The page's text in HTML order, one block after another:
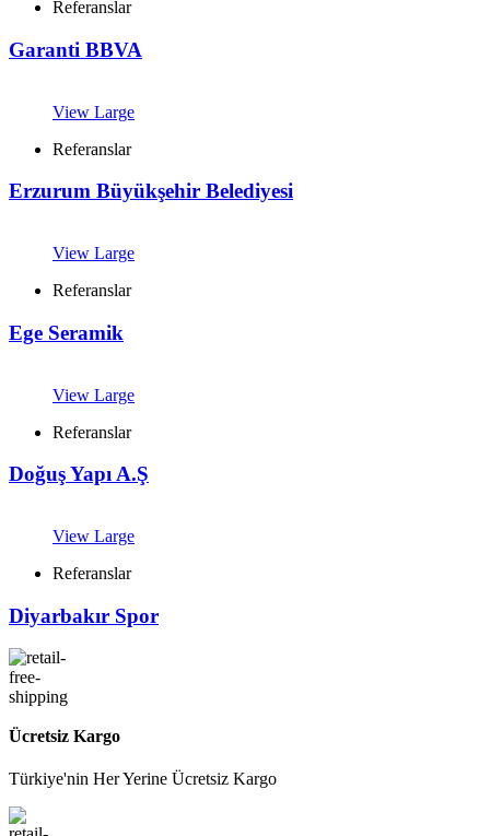
Referanslar
Garanti BBVA
View Large
Referanslar
Erzurum Büyükşehir Belediyesi
View Large
Referanslar
Ege Seramik
View Large
Referanslar
Doğuş Yapı A.Ş
View Large
Referanslar
Diyarbakır Spor
Ücretsiz Kargo
Türkiye'nin Her Yerine Ücretsiz Kargo